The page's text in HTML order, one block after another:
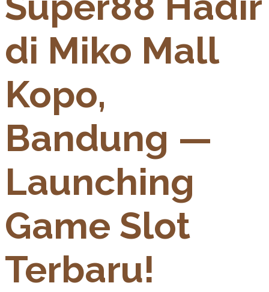
di Miko Mall
Kopo,
Bandung —
Launching
Game Slot
Terbaru!